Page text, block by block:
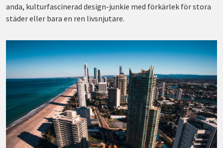
anda, kulturfascinerad design-junkie med förkärlek för stora
städer eller bara en ren livsnjutare.